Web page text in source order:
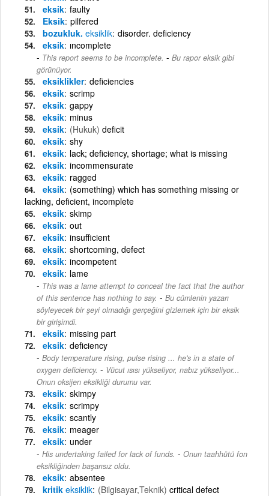
eksik faulty
Eksik pilfered
bozukluk. eksiklik disorder. deficiency
eksik ıncomplete
This report seems to be incomplete. - Bu rapor eksik gibi
görünüyor.
eksiklikler deficiencies
eksik scrimp
eksik gappy
eksik minus
eksik (Hukuk) deficit
eksik shy
eksik lack; deficiency, shortage; what is missing
eksik incommensurate
eksik ragged
eksik (something) which has something missing or
lacking, deficient, incomplete
eksik skimp
eksik out
eksik insufficient
eksik shortcoming, defect
eksik incompetent
eksik lame
This was a lame attempt to conceal the fact that the author
of this sentence has nothing to say. - Bu cümlenin yazarı
söyleyecek bir şeyi olmadığı gerçeğini gizlemek için bir eksik
bir girişimdi.
eksik missing part
eksik deficiency
Body temperature rising, pulse rising ... he's in a state of
oxygen deficiency. - Vücut ısısı yükseliyor, nabız yükseliyor...
Onun oksijen eksikliği durumu var.
eksik skimpy
eksik scrimpy
eksik scantly
eksik meager
eksik under
His undertaking failed for lack of funds. - Onun taahhütü fon
eksikliğinden başarısız oldu.
eksik absentee
kritik eksiklik (Bilgisayar,Teknik) critical defect